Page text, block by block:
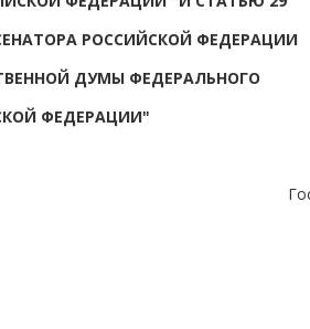
РОССИЙСКОЙ ФЕДЕРАЦИИ
ДУМЫ ФЕДЕРАЛЬНОГО
ФЕДЕРАЦИИ"